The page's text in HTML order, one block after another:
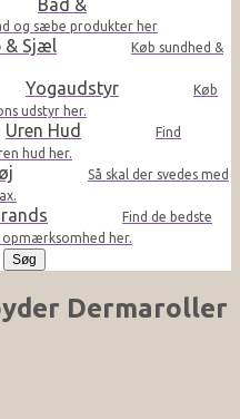
Bad &
og sæbe produkter her
& Sjæl
Køb sundhed &
Yogaudstyr
Køb
udstyr her.
Uren Hud
Find
hud her.
Så skal der svedes med
Find de bedste
her.
Dermaroller